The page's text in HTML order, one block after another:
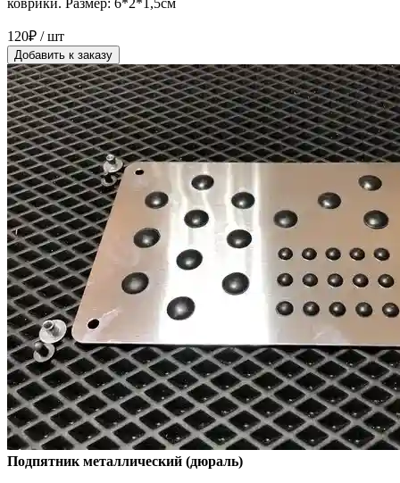
коврики. Размер: 6*2*1,5см
120₽ / шт
Добавить к заказу
Подпятник металлический (дюраль)